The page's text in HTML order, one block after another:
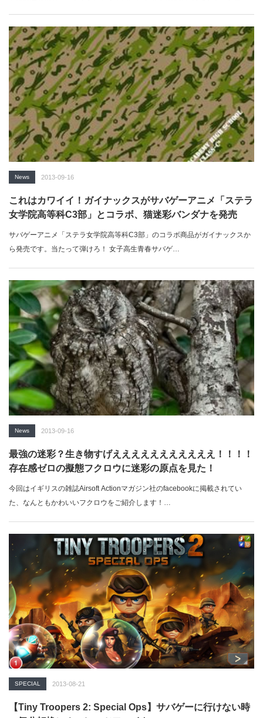
News 2013-09-16
これはカワイイ！ガイナックスがサバゲーアニメ「ステラ
女学院高等科C3部」とコラボ、猫迷彩バンダナを発売
サバゲーアニメ「ステラ女学院高等科C3部」のコラボ商品がガイナックスか
ら発売です。当たって弾けろ！ 女子高生青春サバゲ…
News 2013-09-16
最強の迷彩？生き物すげえええええええええええ！！！！
存在感ゼロの擬態フクロウに迷彩の原点を見た！
今回はイギリスの雑誌Airsoft Actionマガジン社のfacebookに掲載されてい
た、なんともかわいいフクロウをご紹介します！…
SPECIAL 2013-08-21
【Tiny Troopers 2: Special Ops】サバゲーに行けない時